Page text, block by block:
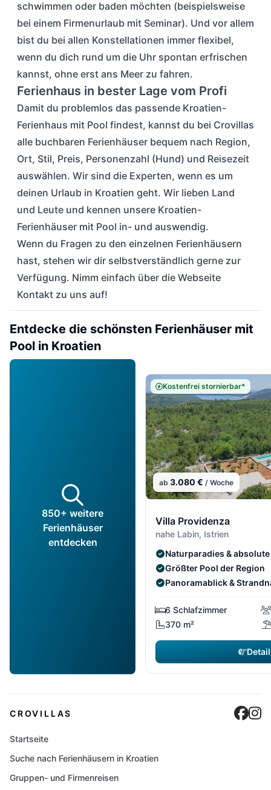
schwimmen oder baden möchten (beispielsweise
bei einem Firmenurlaub mit Seminar). Und vor allem
bist du bei allen Konstellationen immer flexibel,
wenn du dich rund um die Uhr spontan erfrischen
kannst, ohne erst ans Meer zu fahren.
Ferienhaus in bester Lage vom Profi
Damit du problemlos das passende Kroatien-
Ferienhaus mit Pool findest, kannst du bei Crovillas
alle buchbaren Ferienhäuser bequem nach Region,
Ort, Stil, Preis, Personenzahl (Hund) und Reisezeit
auswählen. Wir sind die Experten, wenn es um
deinen Urlaub in Kroatien geht. Wir lieben Land
und Leute und kennen unsere Kroatien-
Ferienhäuser mit Pool in- und auswendig.
Wenn du Fragen zu den einzelnen Ferienhäusern
hast, stehen wir dir selbstverständlich gerne zur
Verfügung. Nimm einfach über die Webseite
Kontakt zu uns auf!
Entdecke die schönsten Ferienhäuser mit
Pool in Kroatien
850+ weitere
Ferienhäuser
entdecken
Kostenfrei stornierbar*
ab 3.080 € / Woche
Villa Providenza
nahe Labin, Istrien
Naturparadies &
Größter Pool der Region
Panoramablick &
6 Schlafzimmer
370 m²
CROVILLAS
Startseite
Suche nach Ferienhäusern in Kroatien
Gruppen- und Firmenreisen